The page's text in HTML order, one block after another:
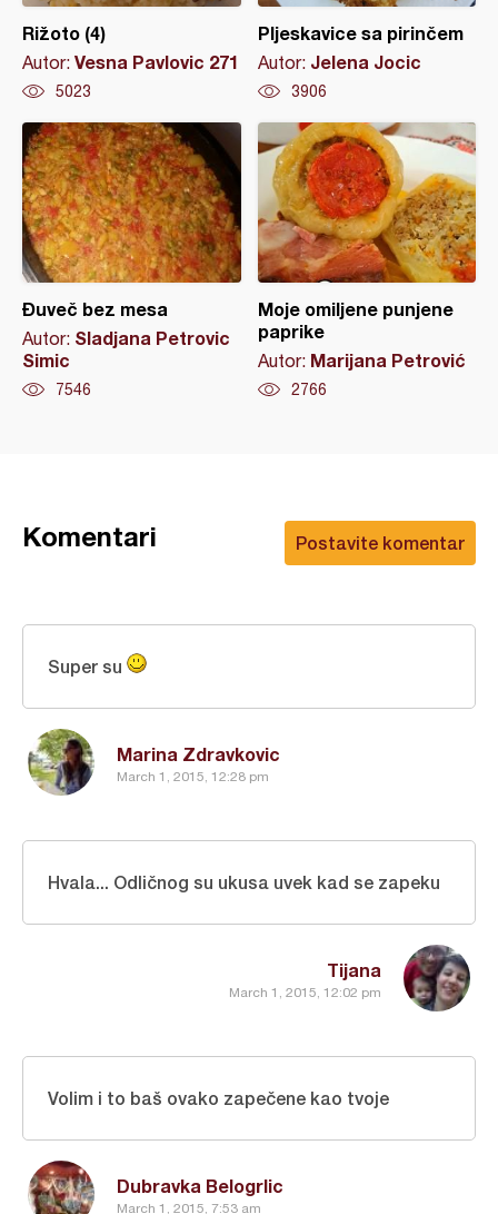
Rižoto (4)
Autor: Vesna Pavlovic 271
5023
Pljeskavice sa pirinčem
Autor: Jelena Jocic
3906
Đuveč bez mesa
Autor: Sladjana Petrovic
Simic
7546
Moje omiljene punjene
paprike
Autor: Marijana Petrović
2766
Postavite komentar
Komentari
Marina Zdravkovic
March 1, 2015, 12:28 pm
Super su
Tijana
March 1, 2015, 12:02 pm
Hvala... Odličnog su ukusa uvek kad se zapeku
Dubravka Belogrlic
March 1, 2015, 7:53 am
Volim i to baš ovako zapečene kao tvoje